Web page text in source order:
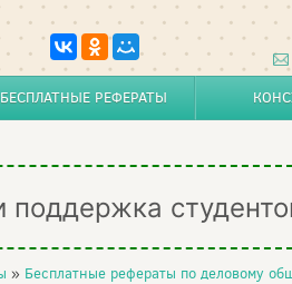
БЕСПЛАТНЫЕ РЕФЕРАТЫ
поддержка
» Бесплатные рефераты по деловому